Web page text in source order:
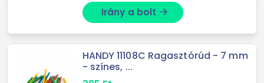
Irány a bolt arrow_forward
HANDY 11108C Ragasztórúd - 7 mm
- színes, ...